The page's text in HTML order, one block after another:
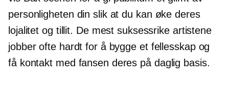
personligheten din slik at du kan øke deres
lojalitet og tillit. De mest suksessrike artistene
jobber ofte hardt for å bygge et fellesskap og
få kontakt med fansen deres på daglig basis.